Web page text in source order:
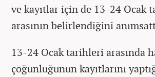
ve kayıtlar için de 13-24 Ocak
arasının belirlendiğini
13-24 Ocak tarihleri arasında
çoğunluğunun kayıtlarını